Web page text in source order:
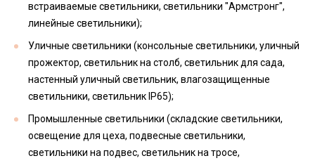
встраиваемые светильники, светильники "Армстронг",
линейные светильники);
Уличные светильники (консольные светильники, уличный
прожектор, светильник на столб, светильник для сада,
настенный уличный светильник, влагозащищенные
светильники, светильник IP65);
Промышленные светильники (складские светильники,
освещение для цеха, подвесные светильники,
светильники на подвес, светильник на тросе,